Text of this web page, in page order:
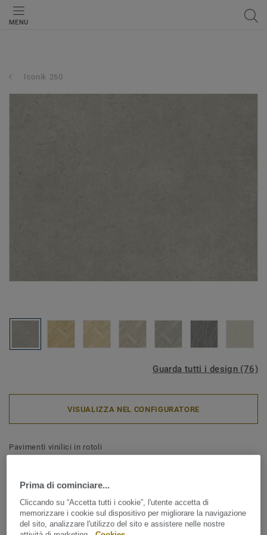
MENU
Iconik 260
Guarda tutti i design (76)
VISUALIZZA NEL CONFIGURATORE
Pavimenti vinilici in rotoli
MEDIUM GREY
ICONIK 260D offre un'ampia selezione di decori effetto
legno, ceramica e con disegni grafici per rispondere alla
Prima di cominciare...
Cliccando su “Accetta tutti i cookie”, l'utente accetta di
memorizzare i cookie sul dispositivo per migliorare la navigazione
del sito, analizzare l'utilizzo del sito e assistere nelle nostre